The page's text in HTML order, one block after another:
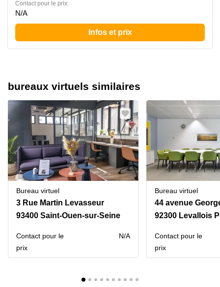
Contact pour le prix:
N/A
Infos et prix
bureaux virtuels similaires
Bureau virtuel
3 Rue Martin Levasseur
93400 Saint-Ouen-sur-Seine
Contact pour le
prix
N/A
Bureau virtuel
92300 Levallois
Contact pour le
prix